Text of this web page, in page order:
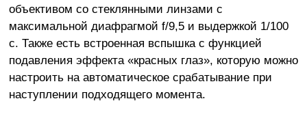
объективом со стеклянными линзами с
максимальной диафрагмой f/9,5 и выдержкой 1/100
с. Также есть встроенная вспышка с функцией
подавления эффекта «красных глаз», которую можно
настроить на автоматическое срабатывание при
наступлении подходящего момента.